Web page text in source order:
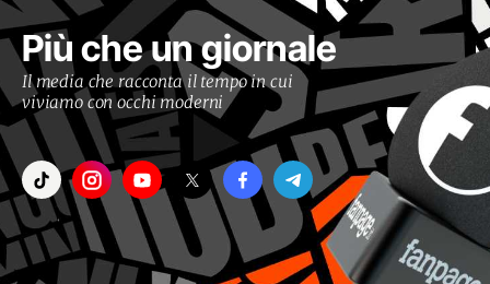
Più che un giornale
Il media che racconta il tempo in cui
viviamo con occhi moderni